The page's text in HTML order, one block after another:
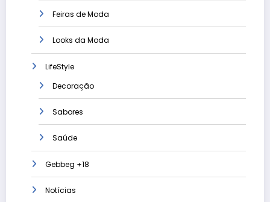
Feiras de Moda
Looks da Moda
LifeStyle
Decoração
Sabores
Saúde
Gebbeg +18
Notícias